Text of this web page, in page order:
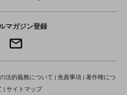
マガジン登録
法的義務について | 免責事項 | 著作権につ
| サイトマップ